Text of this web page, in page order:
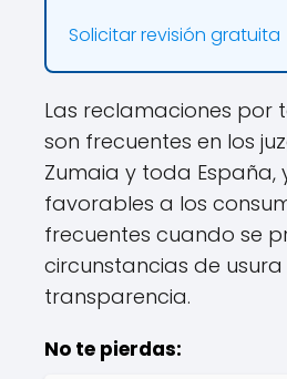
Solicitar revisión gratuita
Las reclamaciones por
son frecuentes en los
Zumaia y toda España,
favorables a los
frecuentes cuando se
circunstancias de
transparencia.
No te pierdas: